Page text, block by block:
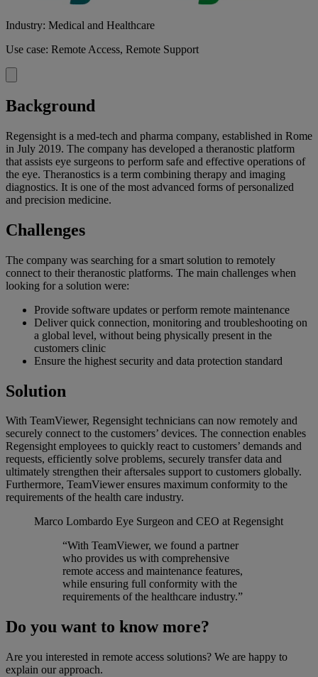
Industry: Medical and Healthcare
Use case: Remote Access, Remote Support
Background
Regensight is a med-tech and pharma company, established in Rome
in July 2019. The company has developed a theranostic platform
that assists eye surgeons to perform safe and effective operations of
the eye. Theranostics is a term combining therapy and imaging
diagnostics. It is one of the most advanced forms of personalized
and precision medicine.
Challenges
The company was searching for a smart solution to remotely
connect to their theranostic platforms. The main challenges when
looking for a solution were:
Provide software updates or perform remote maintenance
Deliver quick connection, monitoring and troubleshooting on
a global level, without being physically present in the
customers clinic
Ensure the highest security and data protection standard
Solution
With TeamViewer, Regensight technicians can now remotely and
securely connect to the customers’ devices. The connection enables
Regensight employees to quickly react to customers’ demands and
requests, efficiently solve problems, securely transfer data and
ultimately strengthen their aftersales support to customers globally.
Furthermore, TeamViewer ensures maximum conformity to the
requirements of the health care industry.
Marco Lombardo Eye Surgeon and CEO at Regensight
“With TeamViewer, we found a partner
who provides us with comprehensive
remote access and maintenance features,
while ensuring full conformity with the
requirements of the healthcare industry.”
Do you want to know more?
Are you interested in remote access solutions? We are happy to
explain our approach.